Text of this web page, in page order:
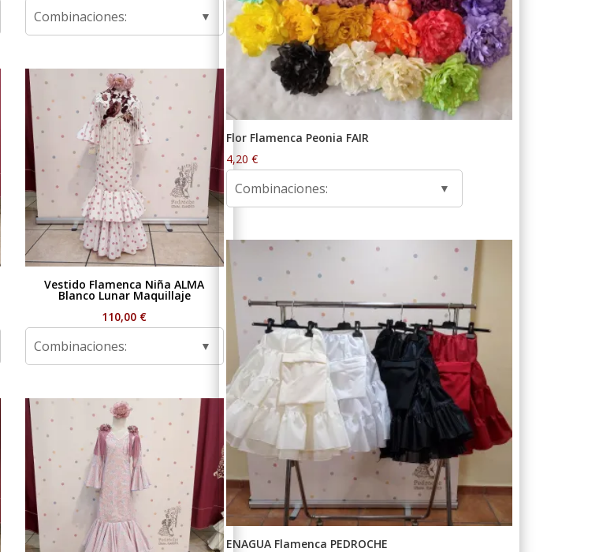
Combinaciones:
Vestido Flamenca Niña ALMA
Blanco Lunar Maquillaje
110,00 €
Combinaciones:
Flor Flamenca Peonia FAIR
4,20€
Combinaciones:
ENAGUA Flamenca PEDROCHE